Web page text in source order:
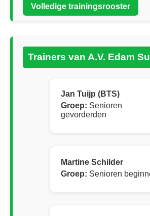
Volledige trainingsrooster
Trainers van A.V. Edam
Jan Tuijp (BTS)
Groep: Senioren
gevorderden
Martine Schilder
Groep: Senioren